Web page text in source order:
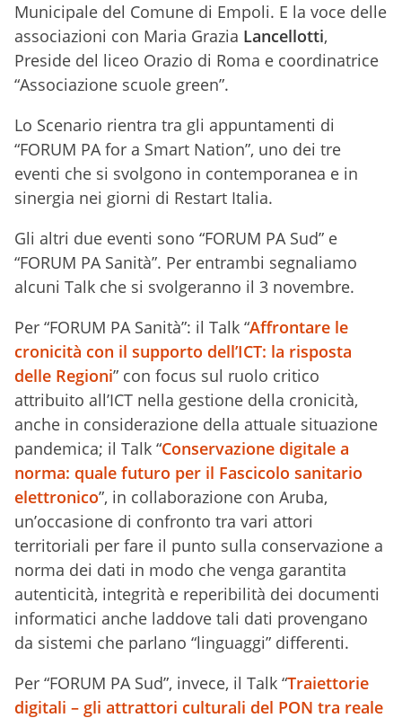
Municipale del Comune di Empoli. E la voce delle
associazioni con Maria Grazia Lancellotti,
Preside del liceo Orazio di Roma e coordinatrice
“Associazione scuole green”.
Lo Scenario rientra tra gli appuntamenti di
“FORUM PA for a Smart Nation”, uno dei tre
eventi che si svolgono in contemporanea e in
sinergia nei giorni di Restart Italia.
Gli altri due eventi sono “FORUM PA Sud” e
“FORUM PA Sanità”. Per entrambi segnaliamo
alcuni Talk che si svolgeranno il 3 novembre.
Per “FORUM PA Sanità”: il Talk “Affrontare le
cronicità con il supporto dell’ICT: la risposta
delle Regioni” con focus sul ruolo critico
attribuito all’ICT nella gestione della cronicità,
anche in considerazione della attuale situazione
pandemica; il Talk “Conservazione digitale a
norma: quale futuro per il Fascicolo sanitario
elettronico”, in collaborazione con Aruba,
un’occasione di confronto tra vari attori
territoriali per fare il punto sulla conservazione a
norma dei dati in modo che venga garantita
autenticità, integrità e reperibilità dei documenti
informatici anche laddove tali dati provengano
da sistemi che parlano “linguaggi” differenti.
Per “FORUM PA Sud”, invece, il Talk “Traiettorie
digitali – gli attrattori culturali del PON tra reale